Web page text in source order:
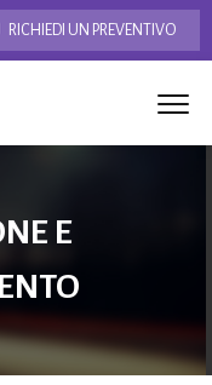
RICHIEDI UN PREVENTIVO
E